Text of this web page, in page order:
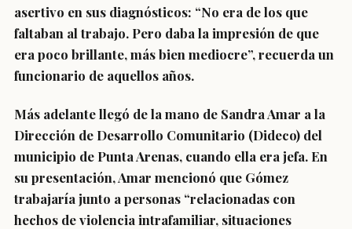
asertivo en sus diagnósticos: “No era de los que
faltaban al trabajo. Pero daba la impresión de que
era poco brillante, más bien mediocre”, recuerda un
funcionario de aquellos años.
Más adelante llegó de la mano de Sandra Amar a la
Dirección de Desarrollo Comunitario (Dideco) del
municipio de Punta Arenas, cuando ella era jefa. En
su presentación, Amar mencionó que Gómez
trabajaría junto a personas “relacionadas con
hechos de violencia intrafamiliar, situaciones